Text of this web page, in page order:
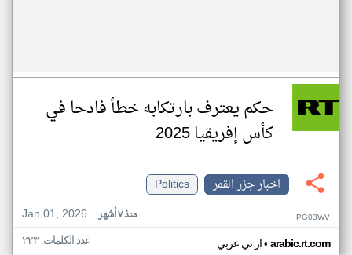
حكم يعترف بارتكابه خطأ فادحا في
كأس إفريقيا 2025
اخبار جزر القمر
Politics
Jan 01, 2026
منذ ٧ أشهر PG03WV
ار تي عربي• arabic.rt.com عدد الكلمات: ٢٢٣